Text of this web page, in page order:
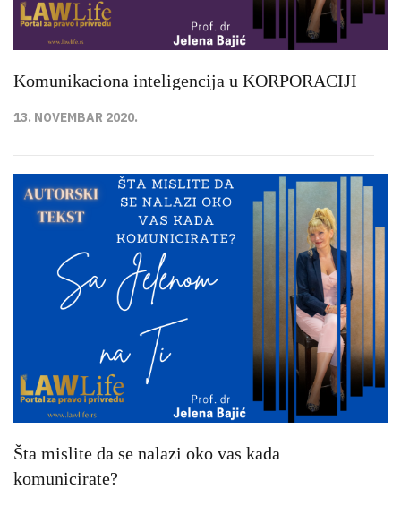
Komunikaciona inteligencija u KORPORACIJI
13. NOVEMBAR 2020.
Šta mislite da se nalazi oko vas kada
komunicirate?